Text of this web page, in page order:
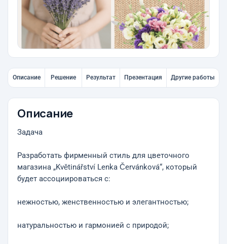
Описание Решение Результат Презентация Другие работы
Описание
Задача
Разработать фирменный стиль для цветочного
магазина „Květinářství Lenka Červánková“, который
будет ассоциироваться с:
нежностью, женственностью и элегантностью;
натуральностью и гармонией с природой;